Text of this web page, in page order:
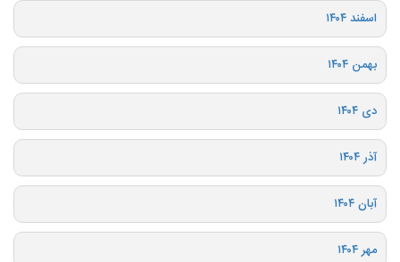
اسفند ۱۴۰۴
بهمن ۱۴۰۴
دی ۱۴۰۴
آذر ۱۴۰۴
آبان ۱۴۰۴
مهر ۱۴۰۴